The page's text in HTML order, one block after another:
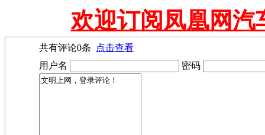
欢迎订阅凤凰网汽
共有评论0条
点击查看
用户名
密码